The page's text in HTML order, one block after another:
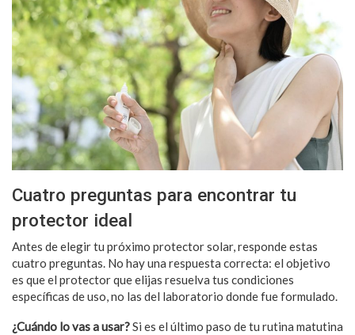
Cuatro preguntas para encontrar tu
protector ideal
Antes de elegir tu próximo protector solar, responde estas
cuatro preguntas. No hay una respuesta correcta: el objetivo
es que el protector que elijas resuelva tus condiciones
específicas de uso, no las del laboratorio donde fue formulado.
¿Cuándo lo vas a usar?Si es el último paso de tu rutina matutina